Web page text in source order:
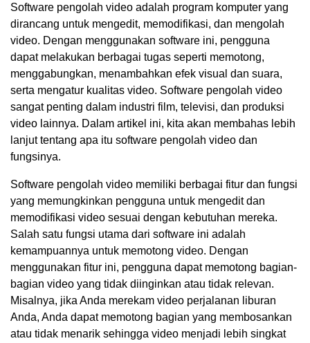
Software pengolah video adalah program komputer yang
dirancang untuk mengedit, memodifikasi, dan mengolah
video. Dengan menggunakan software ini, pengguna
dapat melakukan berbagai tugas seperti memotong,
menggabungkan, menambahkan efek visual dan suara,
serta mengatur kualitas video. Software pengolah video
sangat penting dalam industri film, televisi, dan produksi
video lainnya. Dalam artikel ini, kita akan membahas lebih
lanjut tentang apa itu software pengolah video dan
fungsinya.
Software pengolah video memiliki berbagai fitur dan fungsi
yang memungkinkan pengguna untuk mengedit dan
memodifikasi video sesuai dengan kebutuhan mereka.
Salah satu fungsi utama dari software ini adalah
kemampuannya untuk memotong video. Dengan
menggunakan fitur ini, pengguna dapat memotong bagian-
bagian video yang tidak diinginkan atau tidak relevan.
Misalnya, jika Anda merekam video perjalanan liburan
Anda, Anda dapat memotong bagian yang membosankan
atau tidak menarik sehingga video menjadi lebih singkat